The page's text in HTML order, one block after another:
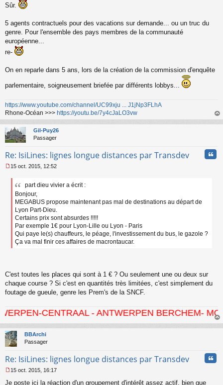
e
a
g
e
l
Sûr.
5 agents contractuels pour des vacations sur demande... ou un truc du
genre. Pour l'ensemble des pays membres de la communauté
européenne...
re-
On en reparle dans 5 ans, lors de la création de la commission d'enquête
parlementaire, soigneusement briefée par différents lobbys...
https://www.youtube.com/channel/UC99xju ... J1jNp3FLhA
Rhone-Océan >>> https://youtu.be/7y4cJaLO3vw
au
Gil-Puy26
Passager
Re: IsiLines: lignes longue distances par Transdev
e
15 oct. 2015, 12:52
part dieu vivier a écrit :
Bonjour,
MEGABUS propose maintenant pas mal de destinations au départ de
Lyon Part-Dieu.
Certains prix sont absurdes !!!!!
Par exemple 1€ pour Lyon-Lille ou Lyon - Paris
Qui paye le(s) chauffeurs, le péage, l'investissement du bus, le gazole ?
Ça va mal finir ces affaires de macrontaucar.
C'est toutes les places qui sont à 1 € ? Ou seulement une ou deux sur
chaque course ? Si c'est en quantités très limitées, c'est simplement du
foutage de gueule, genre les Prem's de la SNCF.
CENTRAAL - ANTWERPEN BERCHEM- MORTSEL
au
BBArchi
Passager
Re: IsiLines: lignes longue distances par Transdev
e
15 oct. 2015, 16:17
Je poste ici la réaction d'un groupement d'intérêt assez actif, bien que